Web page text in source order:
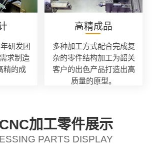
研发团
求制造
精的成
高精成品
多种加工方式配合完成复
杂的零件结构加工为韶关
客户的出色产品打造出高
质量的原型。
加工零件展示
PARTS DISPLAY